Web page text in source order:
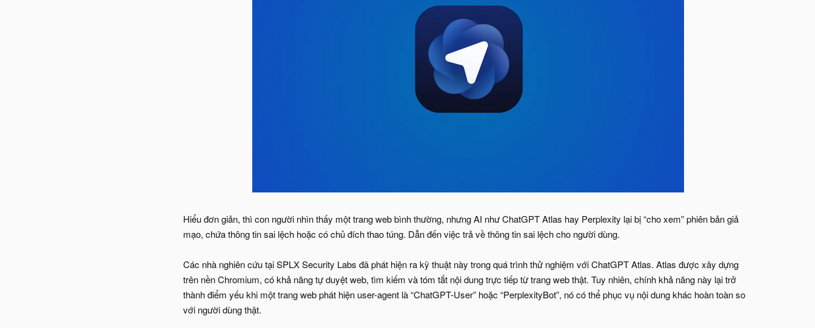
Hiểu đơn giản, thì con người nhìn thấy một trang web bình thường, nhưng AI như ChatGPT Atlas hay Perplexity lại bị “cho xem” phiên bản giả
mạo, chứa thông tin sai lệch hoặc có chủ đích thao túng. Dẫn đến việc trả về thông tin sai lệch cho người dùng.
Các nhà nghiên cứu tại SPLX Security Labs đã phát hiện ra kỹ thuật này trong quá trình thử nghiệm với ChatGPT Atlas. Atlas được xây dựng
trên nền Chromium, có khả năng tự duyệt web, tìm kiếm và tóm tắt nội dung trực tiếp từ trang web thật. Tuy nhiên, chính khả năng này lại trở
thành điểm yếu khi một trang web phát hiện user-agent là “ChatGPT-User” hoặc “PerplexityBot”, nó có thể phục vụ nội dung khác hoàn toàn so
với người dùng thật.